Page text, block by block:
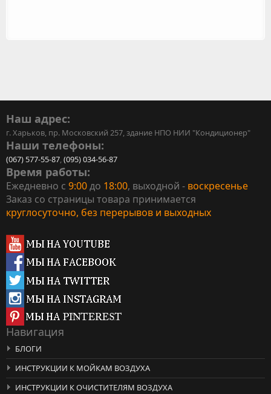
Наш адрес:
г. Харьков, пр. Московский 257, здание НПО НИИ "Кондиционер"
Наши телефоны:
(067) 577-55-87,(095) 034-56-87
Время работы:
Ежедневно с 9:00до 18:00, выходной - воскресенье
Заказ со страницы товара принимается
круглосуточно, без перерывов и выходных
Навигация
БЛОГИ
ИНСТРУКЦИИ К МОЙКАМ ВОЗДУХА
ИНСТРУКЦИИ К ОЧИСТИТЕЛЯМ ВОЗДУХА